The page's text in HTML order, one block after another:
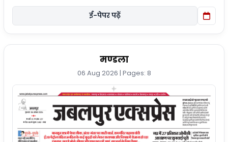
ई-पेपर पढ़ें
मण्डला
06 Aug 2026 | Pages: 8